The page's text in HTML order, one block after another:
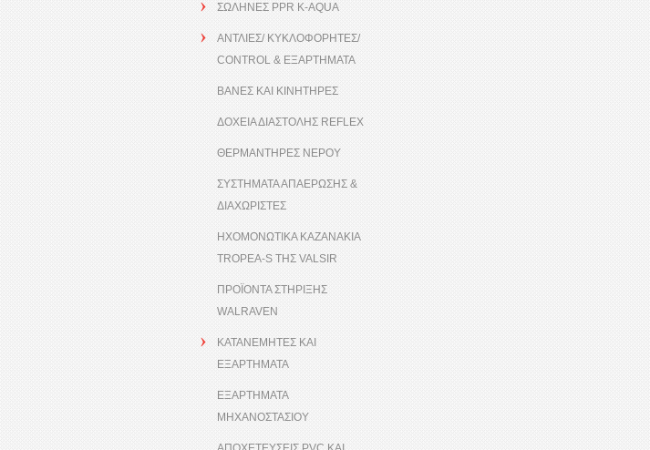
ΣΩΛΗΝΕΣ PPR K-AQUA
ΑΝΤΛΙΕΣ/ ΚΥΚΛΟΦΟΡΗΤΕΣ/
CONTROL & ΕΞΑΡΤΗΜΑΤΑ
ΒΑΝΕΣ ΚΑΙ ΚΙΝΗΤΗΡΕΣ
ΔΟΧΕΙΑ ΔΙΑΣΤΟΛΗΣ REFLEX
ΘΕΡΜΑΝΤΗΡΕΣ ΝΕΡΟΥ
ΣΥΣΤΗΜΑΤΑ ΑΠΑΕΡΩΣΗΣ &
ΔΙΑΧΩΡΙΣΤΕΣ
ΗΧΟΜΟΝΩΤΙΚΑ ΚΑΖΑΝΑΚΙΑ
TROPEA-S ΤΗΣ VALSIR
ΠΡΟΪΟΝΤΑ ΣΤΗΡΙΞΗΣ
WALRAVEN
ΚΑΤΑΝΕΜΗΤΕΣ ΚΑΙ
ΕΞΑΡΤΗΜΑΤΑ
ΕΞΑΡΤΗΜΑΤΑ
ΜΗΧΑΝΟΣΤΑΣΙΟΥ